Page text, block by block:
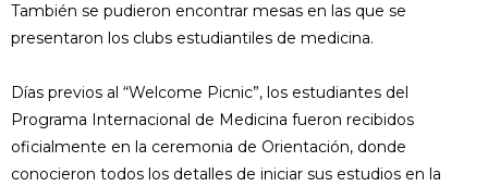
También se pudieron encontrar mesas en las que se
presentaron los clubs estudiantiles de medicina.
Días previos al “Welcome Picnic”, los estudiantes del
Programa Internacional de Medicina fueron recibidos
oficialmente en la ceremonia de Orientación, donde
conocieron todos los detalles de iniciar sus estudios en la